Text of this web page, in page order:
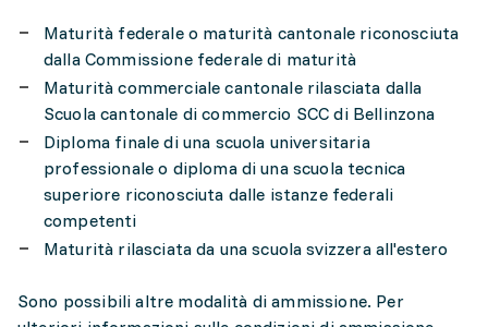
Maturità federale o maturità cantonale riconosciuta
dalla Commissione federale di maturità
Maturità commerciale cantonale rilasciata dalla
Scuola cantonale di commercio SCC di Bellinzona
Diploma finale di una scuola universitaria
professionale o diploma di una scuola tecnica
superiore riconosciuta dalle istanze federali
competenti
Maturità rilasciata da una scuola svizzera all'estero
Sono possibili altre modalità di ammissione. Per